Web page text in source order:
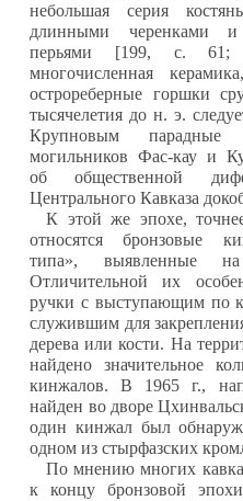
небольшая серия
длинными черенками и
перьями [199, с.
многочисленная
острореберные горшки
тысячелетия до н. э.
Крупновым
могильников Фас-кау и
об общественной
Центрального Кавказа
К этой же эпохе,
относятся бронзовые
типа», выявленные
Отличительной их
ручки с выступающим по
служившим для
дерева или кости. На
найдено значительное
кинжалов. В 1965 г.,
найден во дворе
один кинжал был
одном из стырфазских
По мнению многих
к концу бронзовой